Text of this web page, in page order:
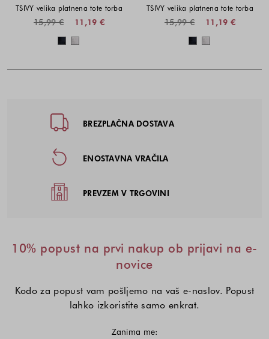
TSIVY velika platnena tote torba
11,19 €
15,99 €
Barve na voljo
TSIVY velika platnena tote torba
11,19 €
15,99 €
Barve na voljo
Noga strani - hitre povezave,
BREZPLAČNA DOSTAVA
ENOSTAVNA VRAČILA
PREVZEM V TRGOVINI
10% popust na prvi nakup ob prijavi na e-
novice
Kodo za popust vam pošljemo na vaš e-naslov. Popust
lahko izkoristite samo enkrat.
Zanima me: